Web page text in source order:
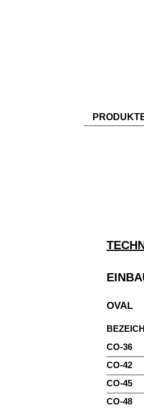
OVAL
CO-36
CO-42
CO-45
CO-48